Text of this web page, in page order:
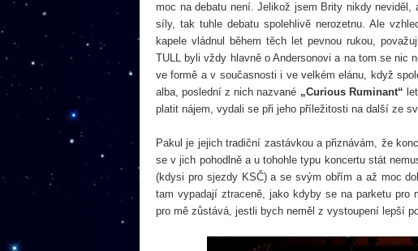
moc na debatu není. Jelikož jsem Brity nikdy
síly, tak tuhle debatu spolehlivě nerozetnu. Ale
kapele vládnul během těch let pevnou rukou,
TULL byli vždy hlavně o Andersonovi a na tom se nic
ve formě a v současnosti i ve velkém elánu, když
alba, poslední z nich nazvané „Curious Ruminant“
platit nájem, vydali se při jeho příležitosti na další ze
Pakul je jejich tradiční zastávkou a přiznávám, že
se v jich pohodlně a u tohohle typu koncertu stát
(kdysi pro sjezdy KSČ) a se svým obřím a až moc
tam vypadají ztraceně, jako kdyby se na parketu pro
pro mě zůstává, jestli bych neměl z vystoupení lepší